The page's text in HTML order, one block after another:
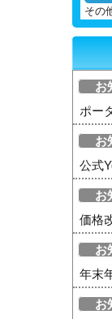
その
お
ポー
お
公式
お
価格
お
年末
お